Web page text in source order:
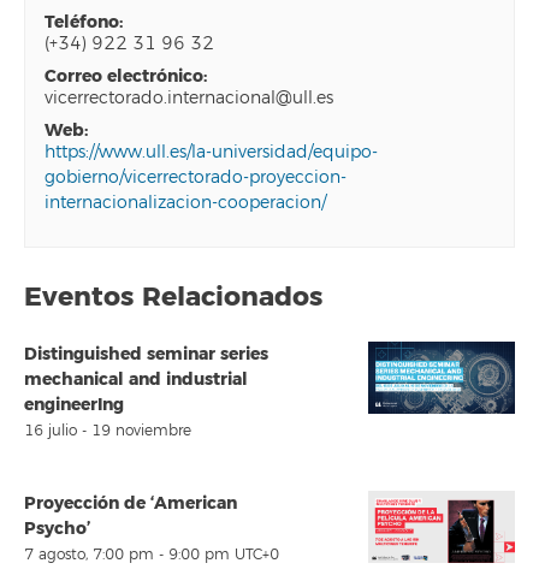
teléfono:
(+34) 922 31 96 32
correo electrónico:
vicerrectorado.internacional@ull.es
web:
https://www.ull.es/la-universidad/equipo-
gobierno/vicerrectorado-proyeccion-
internacionalizacion-cooperacion/
Eventos Relacionados
Distinguished seminar series
mechanical and industrial
engineerIng
16 julio - 19 noviembre
Proyección de ‘American
Psycho’
7 agosto, 7:00 pm - 9:00 pm UTC+0